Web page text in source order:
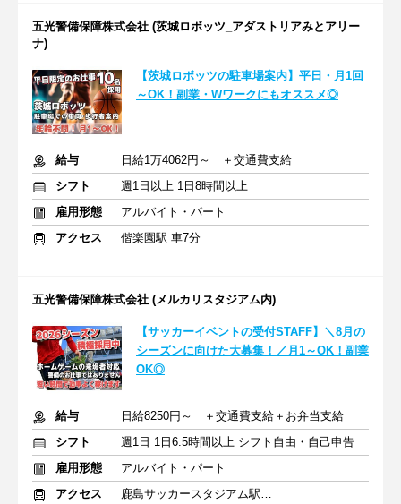
五光警備保障株式会社 (茨城ロボッツ_アダストリアみとアリー
ナ)
【茨城ロボッツの駐車場案内】平日・月1回
～OK！副業・Wワークにもオススメ◎
給与
日給1万4062円～ ＋交通費支給
シフト
週1日以上 1日8時間以上
雇用形態
アルバイト・パート
アクセス
偕楽園駅 車7分
五光警備保障株式会社 (メルカリスタジアム内)
【サッカーイベントの受付STAFF】＼8月の
シーズンに向けた大募集！／月1～OK！副業
OK◎
給与
日給8250円～ ＋交通費支給＋お弁当支給
シフト
週1日 1日6.5時間以上 シフト自由・自己申告
雇用形態
アルバイト・パート
アクセス
鹿島サッカースタジアム駅 徒歩14分